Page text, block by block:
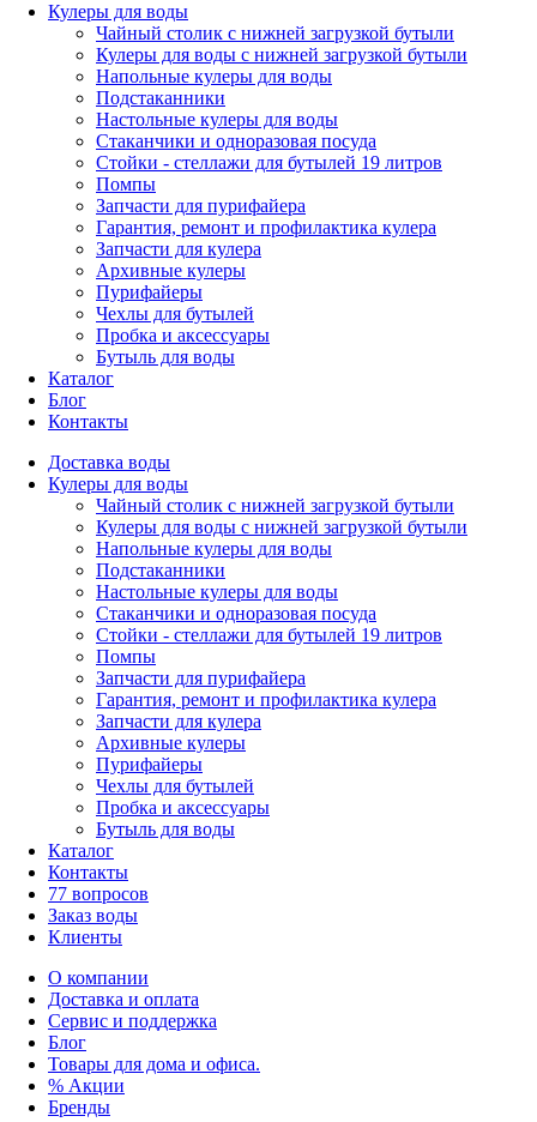
Кулеры для воды
Чайный столик с нижней загрузкой бутыли
Кулеры для воды с нижней загрузкой бутыли
Напольные кулеры для воды
Подстаканники
Настольные кулеры для воды
Стаканчики и одноразовая посуда
Стойки - стеллажи для бутылей 19 литров
Помпы
Запчасти для пурифайера
Гарантия, ремонт и профилактика кулера
Запчасти для кулера
Архивные кулеры
Пурифайеры
Чехлы для бутылей
Пробка и аксессуары
Бутыль для воды
Каталог
Блог
Контакты
Доставка воды
Кулеры для воды
Чайный столик с нижней загрузкой бутыли
Кулеры для воды с нижней загрузкой бутыли
Напольные кулеры для воды
Подстаканники
Настольные кулеры для воды
Стаканчики и одноразовая посуда
Стойки - стеллажи для бутылей 19 литров
Помпы
Запчасти для пурифайера
Гарантия, ремонт и профилактика кулера
Запчасти для кулера
Архивные кулеры
Пурифайеры
Чехлы для бутылей
Пробка и аксессуары
Бутыль для воды
Каталог
Контакты
77 вопросов
Заказ воды
Клиенты
О компании
Доставка и оплата
Сервис и поддержка
Блог
Товары для дома и офиса.
% Акции
Бренды